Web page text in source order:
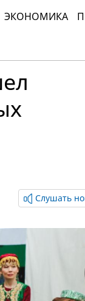
ЭКОНОМИКА
Слушать